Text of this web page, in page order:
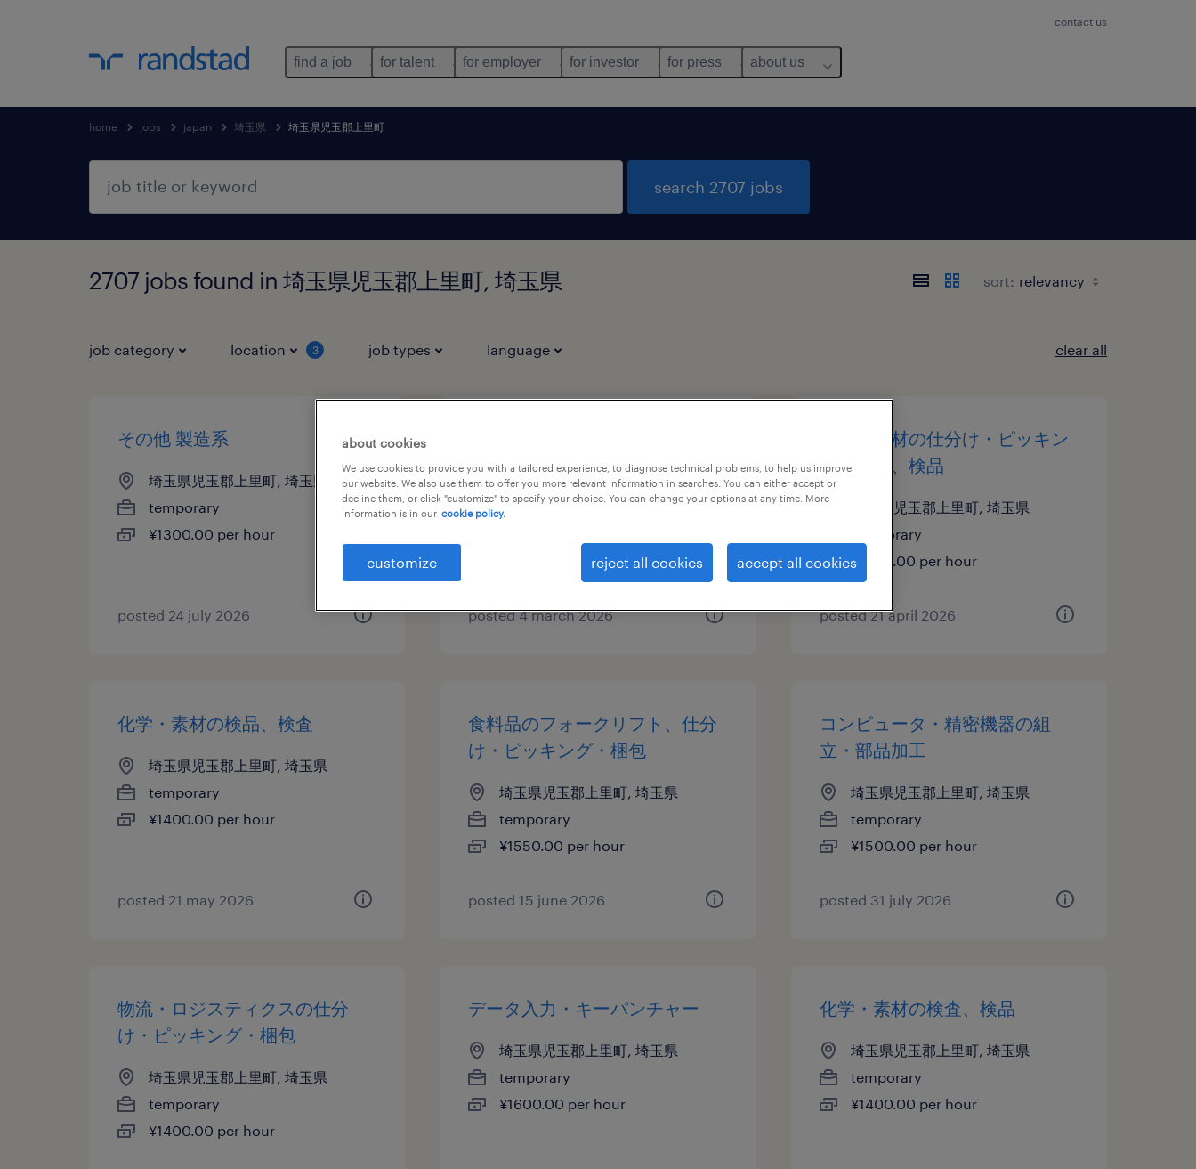
contact us
find a job for talent for employer for investor for press about us
home jobs japan 埼玉県 埼玉県児玉郡上里町
search 2707 jobs
2707 jobs found in 埼玉県児玉郡上里町, 埼玉県 sort:
job category location 3 job types language clear all
その他 製造系
埼玉県児玉郡上里町, 埼玉県
temporary
¥1300.00 per hour
posted 24 july 2026
作業）
埼玉県児玉郡上里町, 埼玉県
¥1350.00 per hour
posted 4 march 2026
化学・素材の仕分け・ピッキン
グ・梱包、検品
埼玉県児玉郡上里町, 埼玉県
temporary
¥1400.00 per hour
posted 21 april 2026
化学・素材の検品、検査
埼玉県児玉郡上里町, 埼玉県
temporary
¥1400.00 per hour
posted 21 may 2026
食料品のフォークリフト、仕分
け・ピッキング・梱包
埼玉県児玉郡上里町, 埼玉県
temporary
¥1550.00 per hour
posted 15 june 2026
コンピュータ・精密機器の組
立・部品加工
埼玉県児玉郡上里町, 埼玉県
temporary
¥1500.00 per hour
posted 31 july 2026
物流・ロジスティクスの仕分
け・ピッキング・梱包
埼玉県児玉郡上里町, 埼玉県
temporary
¥1400.00 per hour
データ入力・キーパンチャー
埼玉県児玉郡上里町, 埼玉県
temporary
¥1600.00 per hour
化学・素材の検査、検品
埼玉県児玉郡上里町, 埼玉県
temporary
¥1400.00 per hour
about cookies
We use cookies to provide you with a tailored experience, to diagnose technical problems, to help us improve
our website. We also use them to offer you more relevant information in searches. You can either accept or
decline them, or click "customize" to specify your choice. You can change your options at any time. More
information is in our cookie policy.
customize reject all cookies accept all cookies